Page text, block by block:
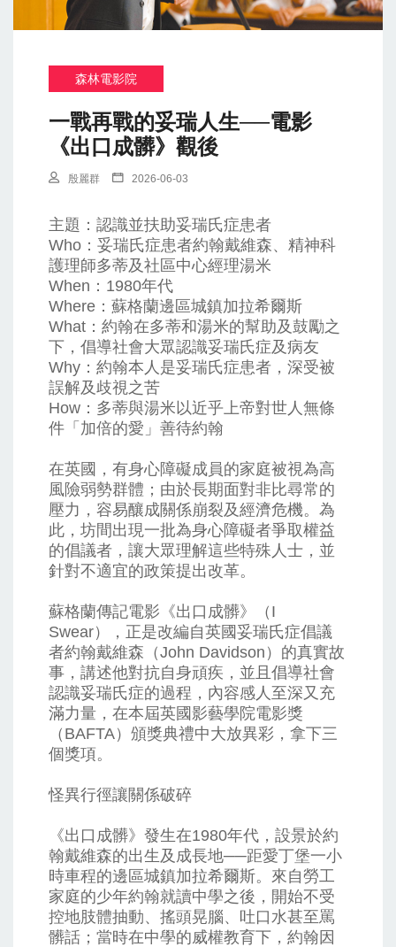
森林電影院
一戰再戰的妥瑞人生──電影
《出口成髒》觀後
殷麗群 2026-06-03
主題：認識並扶助妥瑞氏症患者
Who：妥瑞氏症患者約翰戴維森、精神科
護理師多蒂及社區中心經理湯米
When：1980年代
Where：蘇格蘭邊區城鎮加拉希爾斯
What：約翰在多蒂和湯米的幫助及鼓勵之
下，倡導社會大眾認識妥瑞氏症及病友
Why：約翰本人是妥瑞氏症患者，深受被
誤解及歧視之苦
How：多蒂與湯米以近乎上帝對世人無條
件「加倍的愛」善待約翰
在英國，有身心障礙成員的家庭被視為高
風險弱勢群體；由於長期面對非比尋常的
壓力，容易釀成關係崩裂及經濟危機。為
此，坊間出現一批為身心障礙者爭取權益
的倡議者，讓大眾理解這些特殊人士，並
針對不適宜的政策提出改革。
蘇格蘭傳記電影《出口成髒》（I
Swear），正是改編自英國妥瑞氏症倡議
者約翰戴維森（John Davidson）的真實故
事，講述他對抗自身頑疾，並且倡導社會
認識妥瑞氏症的過程，內容感人至深又充
滿力量，在本屆英國影藝學院電影獎
（BAFTA）頒獎典禮中大放異彩，拿下三
個獎項。
怪異行徑讓關係破碎
《出口成髒》發生在1980年代，設景於約
翰戴維森的出生及成長地──距愛丁堡一小
時車程的邊區城鎮加拉希爾斯。來自勞工
家庭的少年約翰就讀中學之後，開始不受
控地肢體抽動、搖頭晃腦、吐口水甚至罵
髒話；當時在中學的威權教育下，約翰因